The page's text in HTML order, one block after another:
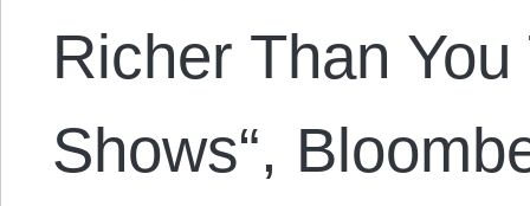
Richer Than
Shows“,